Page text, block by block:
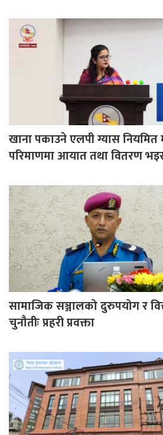
खाना पकाउने एलपी ग्यास नियमित
परिमाणमा आयात तथा वितरण
सामाजिक सञ्जालको दुरुपयोग र
चुनौतीः प्रहरी प्रवक्ता